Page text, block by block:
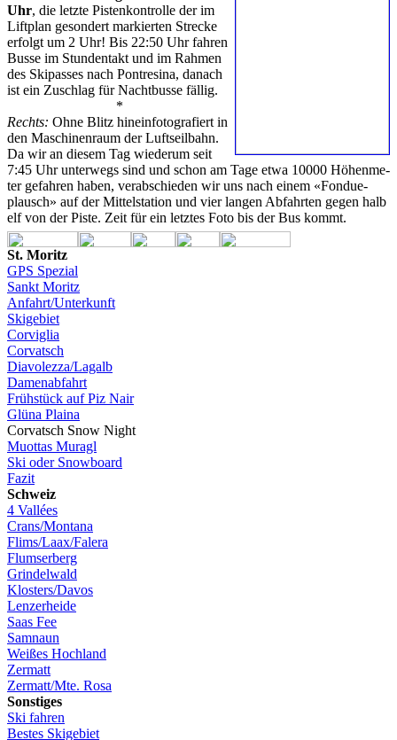
Uhr, die letz­te Pis­ten­kon­trol­le der im
Lift­plan ge­son­dert mar­kier­ten Stre­cke
er­folgt um 2 Uhr! Bis 22:50 Uhr fah­ren
Bus­se im Stun­den­takt und im Rah­men
des Ski­pas­ses nach Pon­tre­si­na, da­nach
ist ein Zu­schlag für Nacht­bus­se fäl­lig.
*
Rechts: Oh­ne Blitz hin­e­in­fo­to­gra­fiert in
den Ma­schi­nen­raum der Luft­seil­bahn.
Da wir an die­sem Tag wie­der­um seit
7:45 Uhr un­ter­wegs sind und schon am Ta­ge et­wa 10000 Hö­hen­me­
ter ge­fah­ren ha­ben, ver­ab­schie­den wir uns nach ei­nem «Fon­due­
plausch» auf der Mit­tel­sta­ti­on und vier lan­gen Ab­fahr­ten ge­gen halb
elf von der Pis­te. Zeit für ein letz­tes Fo­to bis der Bus kommt.
St. Mo­ritz
GPS Spe­zi­al
Sankt Mo­ritz
An­fahr­t/Un­ter­kunft
Ski­ge­biet
Cor­vi­glia
Cor­vatsch
Dia­vo­lez­za/La­galb
Da­men­ab­fahrt
Früh­stück auf Piz Nair
Glü­na Plai­na
Cor­vatsch Snow Night
Muot­tas Mu­ragl
Ski oder Snow­board
Fa­zit
Schweiz
4 Vallées
Crans/Mon­ta­na
Flims/Laa­x/Fa­le­ra
Flum­ser­berg
Grin­del­wald
Klos­ter­s/Da­vos
Len­zer­hei­de
Saas Fee
Samnaun
Wei­ßes Hoch­land
Zer­matt
Zer­mat­t/Mte. Ro­sa
Sons­ti­ges
Ski fah­ren
Bes­tes Ski­ge­biet